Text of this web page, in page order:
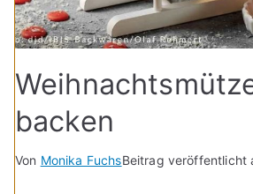
backen
Von Monika FuchsBeitrag veröffentlicht